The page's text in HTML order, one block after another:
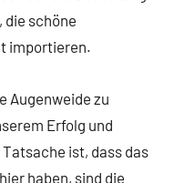
die schöne
importieren.
Augenweide zu
Erfolg und
ist, dass das
haben, sind die